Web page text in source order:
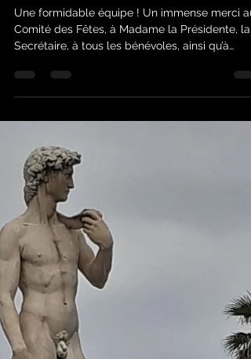
bagad du Pays d'Aix en
lumière
Une formidable équipe ! Un immense merci au
Madame le Maire et ses adjoints, pour ce
chaleureux, votre bonne humeur
votre goût de la fête et une organisation d’une
précision absolue ont offert à tous, un moment
lumineux, joyeux et parfaitement orchestré.
Grâce à vous, cette soirée restera un souvenir
éclatant où nous avons senti, à